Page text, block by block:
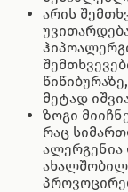
არის
მეტად
ზოგი
რაც
ალერგენია